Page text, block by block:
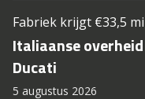
Fabriek krijgt €33,5
Italiaanse
Ducati
5 augustus 2026